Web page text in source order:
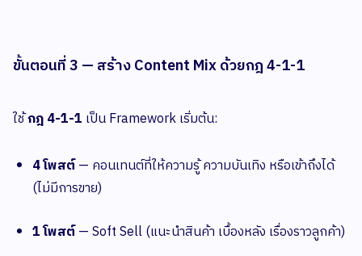
ขั้นตอนที่ 3 — สร้าง Content Mix ด้วยกฎ 4-1-1
ใช้กฎ 4-1-1 เป็น Framework เริ่มต้น:
4 โพสต์— คอนเทนต์ที่ให้ความรู้ ความบันเทิง หรือเข้าถึงได้
(ไม่มีการขาย)
1 โพสต์— Soft Sell (แนะนำสินค้า เบื้องหลัง เรื่องราวลูกค้า)